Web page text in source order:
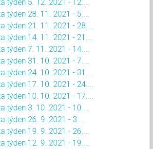
týden 5. 12. 2021 - 12....
týden 28. 11. 2021 - 5....
týden 21. 11. 2021 - 28....
týden 14. 11. 2021 - 21....
týden 7. 11. 2021 - 14....
týden 31. 10. 2021 - 7....
týden 24. 10. 2021 - 31....
týden 17. 10. 2021 - 24....
týden 10. 10. 2021 - 17....
týden 3. 10. 2021 - 10....
týden 26. 9. 2021 - 3....
týden 19. 9. 2021 - 26....
týden 12. 9. 2021 - 19....